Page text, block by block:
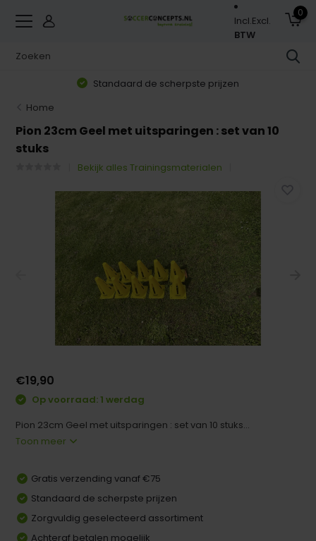
Incl.Excl.
BTW
0
Standaard de scherpste prijzen
Home
Pion 23cm Geel met uitsparingen : set van 10
stuks
Bekijk alles Trainingsmaterialen
€19,90
Op voorraad: 1 werdag
Pion 23cm Geel met uitsparingen : set van 10 stuks...
Toon meer
Gratis verzending vanaf €75
Standaard de scherpste prijzen
Zorgvuldig geselecteerd assortiment
Achteraf betalen mogelijk